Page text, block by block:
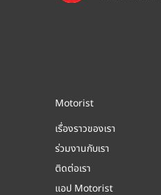
Motorist
เรื่องราวของเรา
ร่วมงานกับเรา
ติดต่อเรา
แอป Motorist